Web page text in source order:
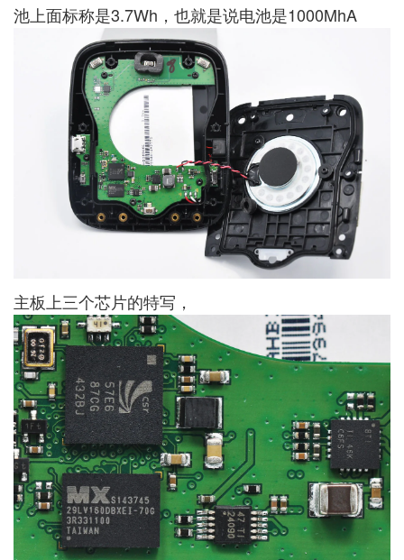
池上面标称是3.7Wh，也就是说电池是1000MhA
主板上三个芯片的特写，